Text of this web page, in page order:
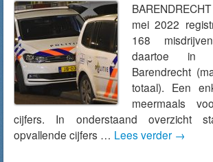
mei 2022
168
daartoe in
Barendrecht
totaal). Een
meermaals
cijfers. In onderstaand overzicht
opvallende cijfers … Lees verder →